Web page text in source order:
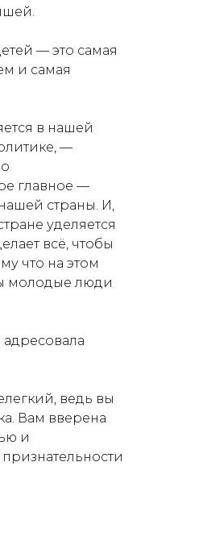
— это самая
и самая
в нашей
—
главное —
страны. И,
уделяется
всё, чтобы
что на этом
молодые люди
адресовала
ведь вы
Вам вверена
и